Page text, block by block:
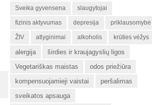
Sveika gyvensena slaugytojai
fizinis aktyvumas depresija priklausomybė
ŽIV atlyginimai alkoholis krūties vėžys
alergija
širdies ir kraujagyslių ligos
Vegetariškas maistas
odos priežiūra
kompensuojamieji vaistai
peršalimas
sveikatos apsauga